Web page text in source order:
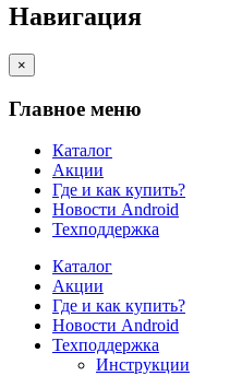
Навигация
×
Главное меню
Каталог
Акции
Где и как купить?
Новости Android
Техподдержка
Каталог
Акции
Где и как купить?
Новости Android
Техподдержка
Инструкции